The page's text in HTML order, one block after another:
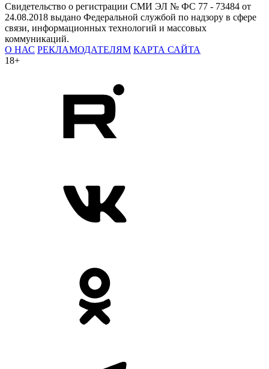
Свидетельство о регистрации СМИ ЭЛ № ФС 77 - 73484 от
24.08.2018 выдано Федеральной службой по надзору в сфере
связи, информационных технологий и массовых
коммуникаций.
О НАС РЕКЛАМОДАТЕЛЯМ КАРТА САЙТА
18+